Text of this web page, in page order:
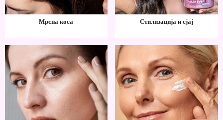
Мрсна коса Стилизација и сјај